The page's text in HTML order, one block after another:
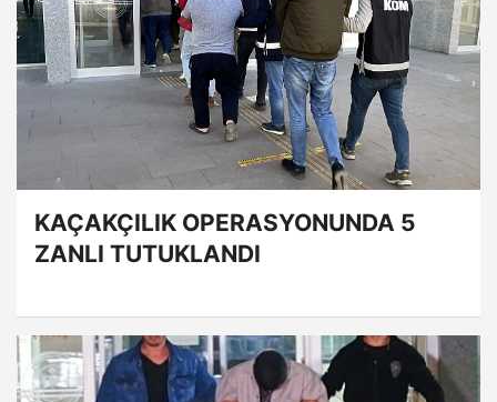
KAÇAKÇILIK OPERASYONUNDA 5
ZANLI TUTUKLANDI